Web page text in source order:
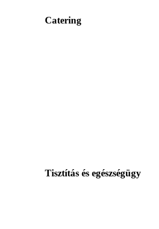
Catering
Tisztítás és egészségügy